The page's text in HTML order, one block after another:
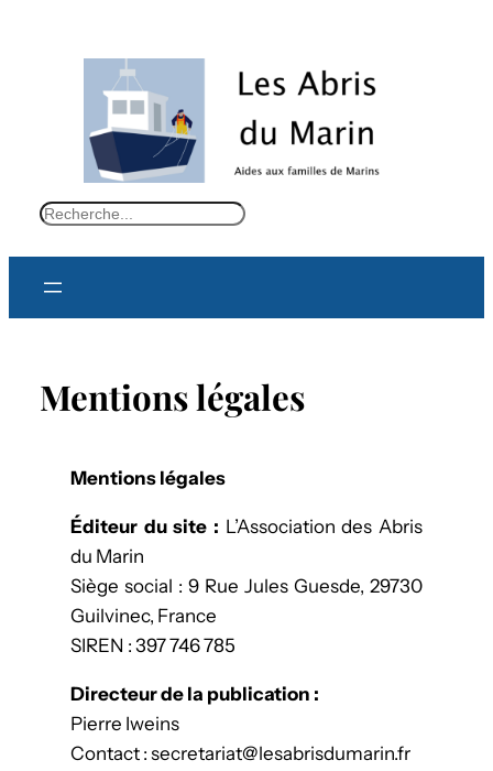
S
Mentions légales
Mentions légales
Éditeur du site : L’Association des Abris
du Marin
Siège social : 9 Rue Jules Guesde, 29730
Guilvinec, France
SIREN : 397 746 785
Directeur de la publication :
Pierre Iweins
Contact : secretariat@lesabrisdumarin.fr